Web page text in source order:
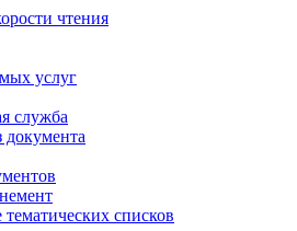
чтения
услуг
служба
документа
тематических списков